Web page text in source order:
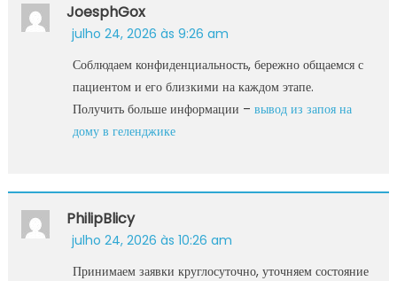
JoesphGox
julho 24, 2026 às 9:26 am
Соблюдаем конфиденциальность, бережно общаемся с
пациентом и его близкими на каждом этапе.
Получить больше информации – вывод из запоя на
дому в геленджике
PhilipBlicy
julho 24, 2026 às 10:26 am
Принимаем заявки круглосуточно, уточняем состояние